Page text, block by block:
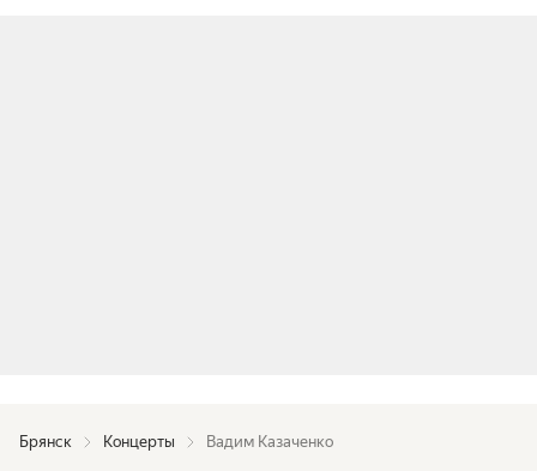
Брянск Концерты Вадим Казаченко